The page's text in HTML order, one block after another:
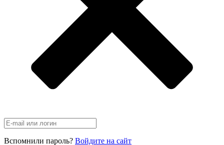
Вспомнили пароль? Войдите на сайт